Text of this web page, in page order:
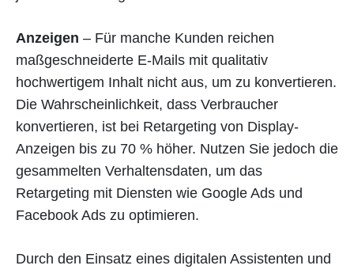
Anzeigen – Für manche Kunden reichen
maßgeschneiderte E-Mails mit qualitativ
hochwertigem Inhalt nicht aus, um zu konvertieren.
Die Wahrscheinlichkeit, dass Verbraucher
konvertieren, ist bei Retargeting von Display-
Anzeigen bis zu 70 % höher. Nutzen Sie jedoch die
gesammelten Verhaltensdaten, um das
Retargeting mit Diensten wie Google Ads und
Facebook Ads zu optimieren.
Durch den Einsatz eines digitalen Assistenten und